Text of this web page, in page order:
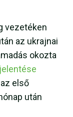
vezetéken
az ukrajnai
okozta
első
után